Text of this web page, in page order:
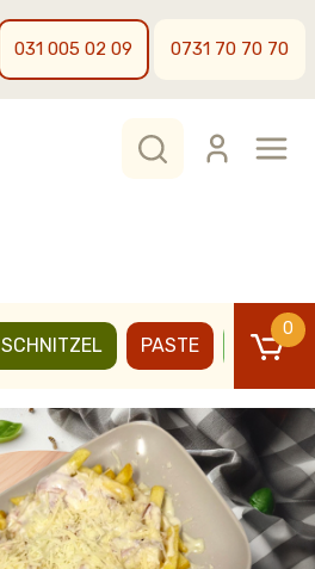
031 005 02 09 0731 70 70 70
SCHNITZEL PASTE BURGERI
0